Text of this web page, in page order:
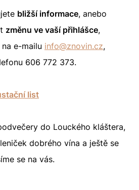
bližší informace, anebo
změnu ve vaší přihlášce,
e-mailu info@znovin.cz,
606 772 373.
list
do Louckého kláštera,
dobrého vína a ještě se
se na vás.